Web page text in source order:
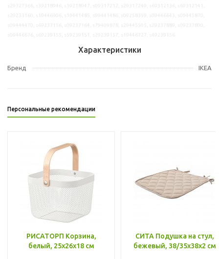
Характеристики
Бренд IKEA
Персональные рекомендации
РИСАТОРП Корзина,
белый, 25x26x18 см
СИТА Подушка на стул,
бежевый, 38/35x38x2 см